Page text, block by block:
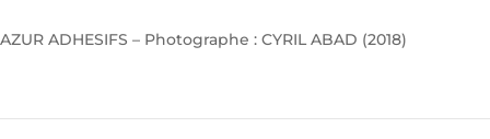
AZUR ADHESIFS – Photographe : CYRIL ABAD (2018)